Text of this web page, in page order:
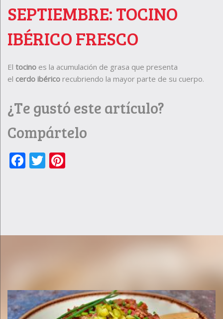
SEPTIEMBRE: TOCINO
IBÉRICO FRESCO
El tocino es la acumulación de grasa que presenta
el cerdo ibérico recubriendo la mayor parte de su cuerpo.
¿Te gustó este artículo?
Compártelo
Facebook
Twitter